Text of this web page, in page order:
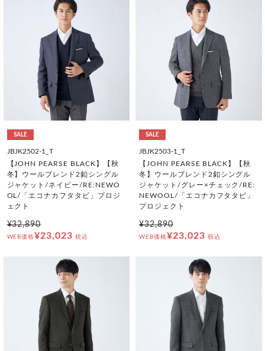
SALE
JBJK2502-1_T
【JOHN PEARSE BLACK】【秋
冬】ウールブレンド2釦シングル
ジャケット/ネイビー/RE:NEWO
OL/「エコナカフタタビ」プロジ
ェクト
¥32,890
WEB価格¥23,023 税込
SALE
JBJK2503-1_T
【JOHN PEARSE BLACK】【秋
冬】ウールブレンド2釦シングル
ジャケット/グレー×チェック/RE:
NEWOOL/「エコナカフタタビ」
プロジェクト
¥32,890
WEB価格¥23,023 税込